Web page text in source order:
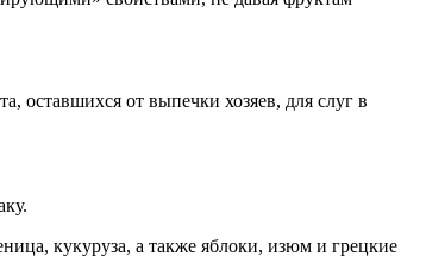
оставшихся от выпечки хозяев, для слуг в
кукуруза, а также яблоки, изюм и грецкие